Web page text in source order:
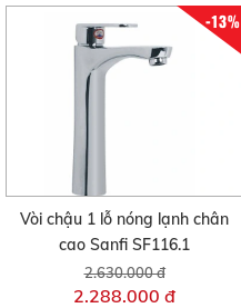
-13%
Vòi chậu 1 lỗ nóng lạnh chân
cao Sanfi SF116.1
2.630.000 đ
2.288.000 đ